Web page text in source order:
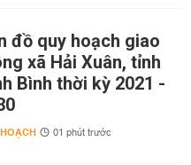
đồ quy hoạch giao
xã Hải Xuân, tỉnh
Bình thời kỳ 2021 -
01 phút trước